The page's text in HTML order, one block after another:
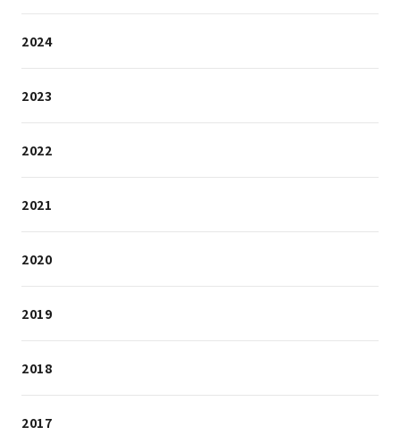
2024
2023
2022
2021
2020
2019
2018
2017